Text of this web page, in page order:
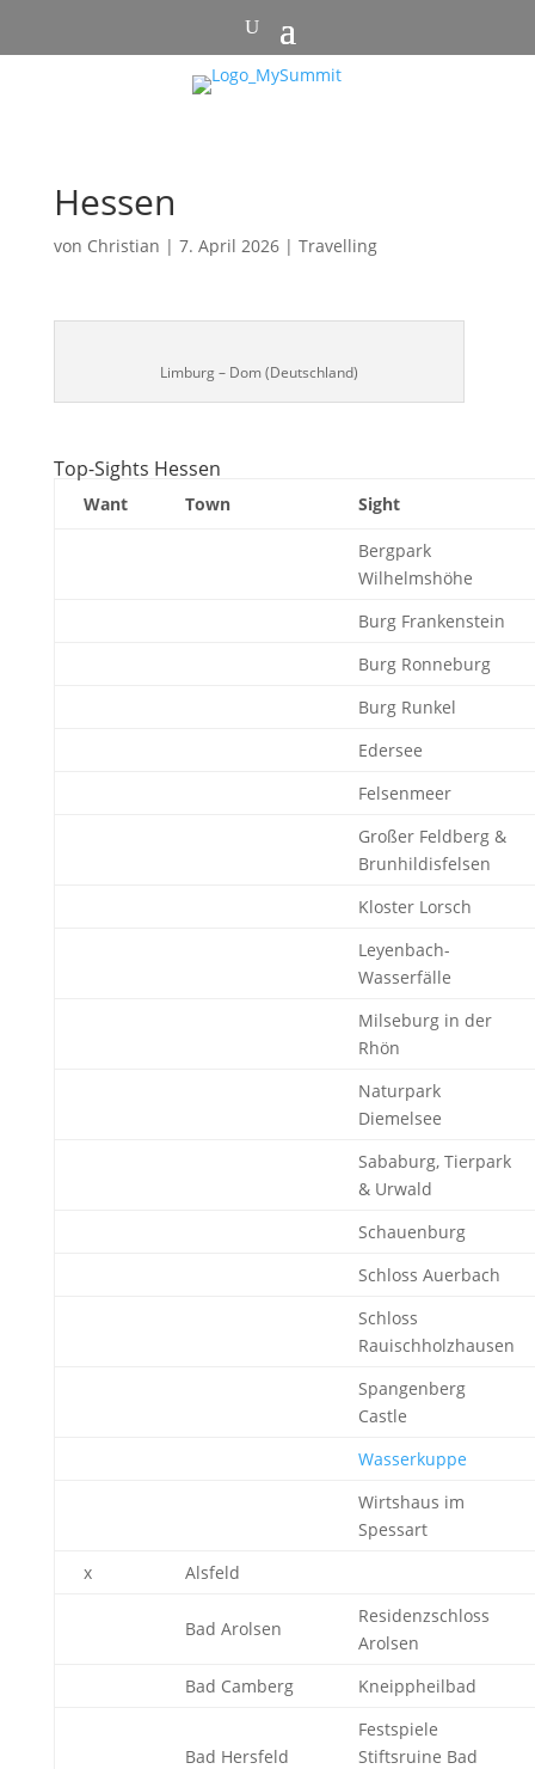
Hessen
von Christian | 7. April 2026| Travelling
Limburg – Dom (Deutschland)
Top-Sights Hessen
Want Town Sight
Bergpark
Wilhelmshöhe
Burg Frankenstein
Burg Ronneburg
Burg Runkel
Edersee
Felsenmeer
Großer Feldberg &
Brunhildisfelsen
Kloster Lorsch
Leyenbach-
Wasserfälle
Milseburg in der
Rhön
Naturpark
Diemelsee
Sababurg, Tierpark
& Urwald
Schauenburg
Schloss Auerbach
Schloss
Rauischholzhausen
Spangenberg
Castle
Wasserkuppe
Wirtshaus im
Spessart
x
Alsfeld
Bad Arolsen
Residenzschloss
Arolsen
Bad Camberg
Kneippheilbad
Bad Hersfeld
Festspiele
Stiftsruine Bad